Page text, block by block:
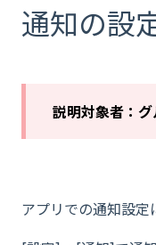
通知の設
説明対象者：
アプリでの通知設定